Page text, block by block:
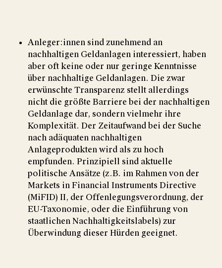
Website einzubetten
YouTube-Videos laden Alle laden
Anleger:innen sind zunehmend an
nachhaltigen Geldanlagen interessiert, haben
aber oft keine oder nur geringe Kenntnisse
über nachhaltige Geldanlagen. Die zwar
erwünschte Transparenz stellt allerdings
nicht die größte Barriere bei der nachhaltigen
Geldanlage dar, sondern vielmehr ihre
Komplexität. Der Zeitaufwand bei der Suche
nach adäquaten nachhaltigen
Anlageprodukten wird als zu hoch
empfunden. Prinzipiell sind aktuelle
politische Ansätze (z.B. im Rahmen von der
Markets in Financial Instruments Directive
(MiFID) II, der Offenlegungsverordnung, der
EU-Taxonomie, oder die Einführung von
staatlichen Nachhaltigkeitslabels) zur
Überwindung dieser Hürden geeignet.